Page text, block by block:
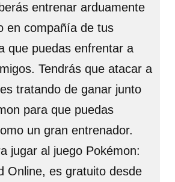
entrenar arduamente
en compañía de tus
que puedas enfrentar a
Tendrás que atacar a
tratando de ganar junto
para que puedas
un gran entrenador.
jugar al juego Pokémon:
Online, es gratuito desde